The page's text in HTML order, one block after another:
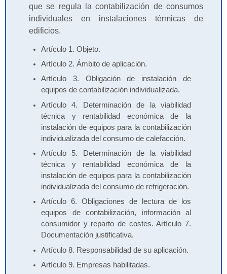
que se regula la contabilización de consumos
individuales en instalaciones térmicas de
edificios.
Artículo 1. Objeto.
Artículo 2. Ámbito de aplicación.
Artículo 3. Obligación de instalación de
equipos de contabilización individualizada.
Artículo 4. Determinación de la viabilidad
técnica y rentabilidad económica de la
instalación de equipos para la contabilización
individualizada del consumo de calefacción.
Artículo 5. Determinación de la viabilidad
técnica y rentabilidad económica de la
instalación de equipos para la contabilización
individualizada del consumo de refrigeración.
Artículo 6. Obligaciones de lectura de los
equipos de contabilización, información al
consumidor y reparto de costes. Artículo 7.
Documentación justificativa.
Artículo 8. Responsabilidad de su aplicación.
Artículo 9. Empresas habilitadas.